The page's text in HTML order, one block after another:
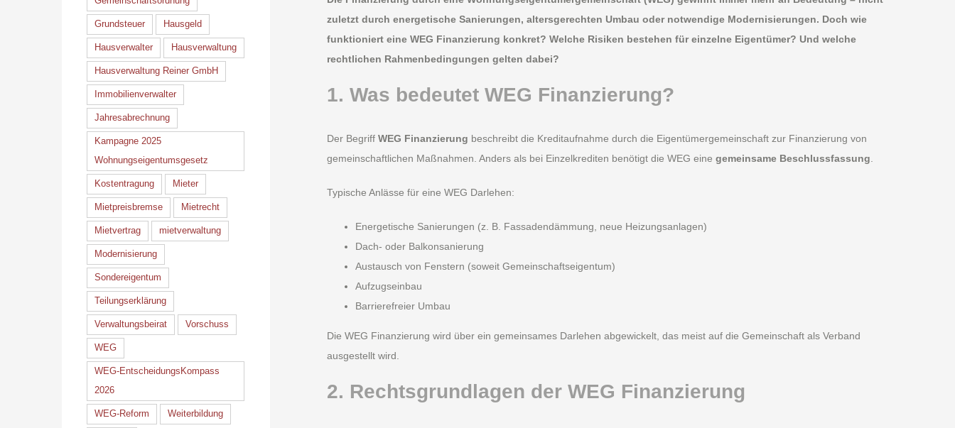
zuletzt durch energetische Sanierungen, altersgerechten Umbau oder notwendige Modernisierungen. Doch wie
funktioniert eine WEG Finanzierung konkret? Welche Risiken bestehen für einzelne Eigentümer? Und welche
rechtlichen Rahmenbedingungen gelten dabei?
1. Was bedeutet WEG Finanzierung?
Der Begriff WEG Finanzierung beschreibt die Kreditaufnahme durch die Eigentümergemeinschaft zur Finanzierung von
gemeinschaftlichen Maßnahmen. Anders als bei Einzelkrediten benötigt die WEG eine gemeinsame Beschlussfassung
Typische Anlässe für eine WEG Darlehen:
Energetische Sanierungen (z. B. Fassadendämmung, neue Heizungsanlagen)
Dach- oder Balkonsanierung
Austausch von Fenstern (soweit Gemeinschaftseigentum)
Aufzugseinbau
Barrierefreier Umbau
Die WEG Finanzierung wird über ein gemeinsames Darlehen abgewickelt, das meist auf die Gemeinschaft als Verband
ausgestellt wird.
2. Rechtsgrundlagen der WEG Finanzierung
Grundsteuer Hausgeld
Hausverwalter Hausverwaltung
Hausverwaltung Reiner GmbH
Immobilienverwalter
Jahresabrechnung
Kampagne 2025
Wohnungseigentumsgesetz
Kostentragung Mieter
Mietpreisbremse Mietrecht
Mietvertrag mietverwaltung
Modernisierung
Sondereigentum
Teilungserklärung
Verwaltungsbeirat Vorschuss
WEG
WEG-EntscheidungsKompass
2026
WEG-Reform Weiterbildung